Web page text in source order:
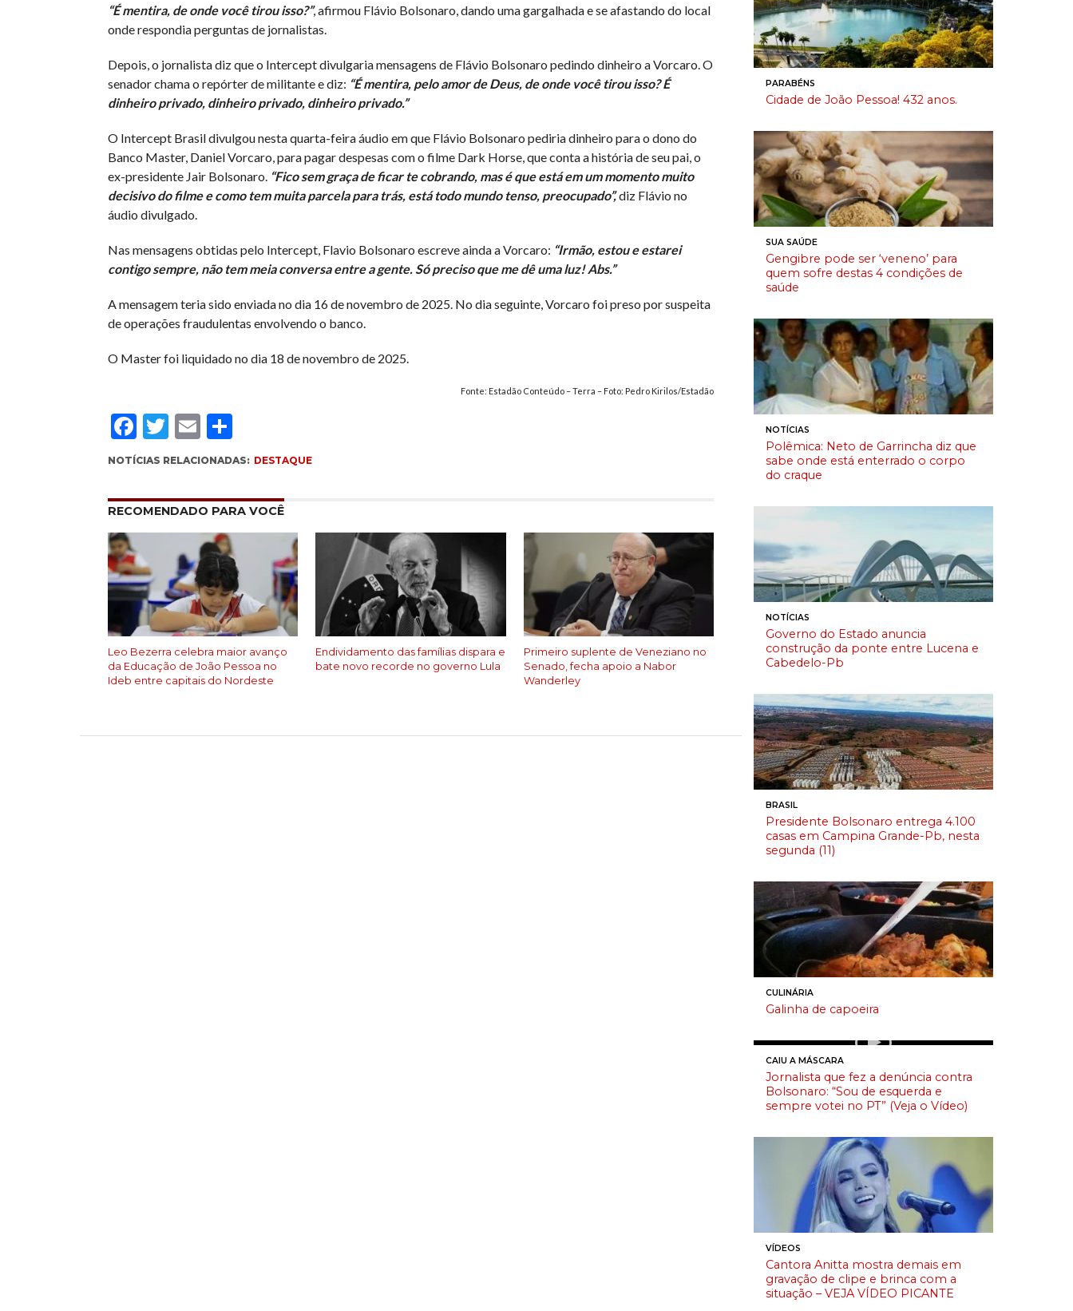
“É mentira, de onde você tirou isso?”, afirmou Flávio Bolsonaro, dando uma gargalhada e se afastando do local
onde respondia perguntas de jornalistas.
Depois, o jornalista diz que o Intercept divulgaria mensagens de Flávio Bolsonaro pedindo dinheiro a Vorcaro. O
senador chama o repórter de militante e diz: “É mentira, pelo amor de Deus, de onde você tirou isso? É
dinheiro privado, dinheiro privado, dinheiro privado.”
O Intercept Brasil divulgou nesta quarta-feira áudio em que Flávio Bolsonaro pediria dinheiro para o dono do
Banco Master, Daniel Vorcaro, para pagar despesas com o filme Dark Horse, que conta a história de seu pai, o
ex-presidente Jair Bolsonaro. “Fico sem graça de ficar te cobrando, mas é que está em um momento muito
decisivo do filme e como tem muita parcela para trás, está todo mundo tenso, preocupado”,diz Flávio no
áudio divulgado.
Nas mensagens obtidas pelo Intercept, Flavio Bolsonaro escreve ainda a Vorcaro: “Irmão, estou e estarei
contigo sempre, não tem meia conversa entre a gente. Só preciso que me dê uma luz! Abs.”
A mensagem teria sido enviada no dia 16 de novembro de 2025. No dia seguinte, Vorcaro foi preso por suspeita
de operações fraudulentas envolvendo o banco.
O Master foi liquidado no dia 18 de novembro de 2025.
Fonte: Estadão Conteúdo – Terra – Foto: Pedro Kirilos/Estadão
Facebook
Twitter
EmailCompartilhar
NOTÍCIAS RELACIONADAS: DESTAQUE
RECOMENDADO PARA VOCÊ
Leo Bezerra celebra maior avanço
da Educação de João Pessoa no
Ideb entre capitais do Nordeste
Endividamento das famílias dispara e
bate novo recorde no governo Lula
Primeiro suplente de Veneziano no
Senado, fecha apoio a Nabor
Wanderley
PARABÉNS
Cidade de João Pessoa! 432 anos.
SUA SAÚDE
Gengibre pode ser ‘veneno’ para
quem sofre destas 4 condições de
saúde
NOTÍCIAS
Polêmica: Neto de Garrincha diz que
sabe onde está enterrado o corpo
do craque
NOTÍCIAS
Governo do Estado anuncia
construção da ponte entre Lucena e
Cabedelo-Pb
BRASIL
Presidente Bolsonaro entrega 4.100
casas em Campina Grande-Pb, nesta
segunda (11)
CULINÁRIA
Galinha de capoeira
CAIU A MÁSCARA
Jornalista que fez a denúncia contra
Bolsonaro: “Sou de esquerda e
sempre votei no PT” (Veja o Vídeo)
VÍDEOS
Cantora Anitta mostra demais em
gravação de clipe e brinca com a
situação – VEJA VÍDEO PICANTE